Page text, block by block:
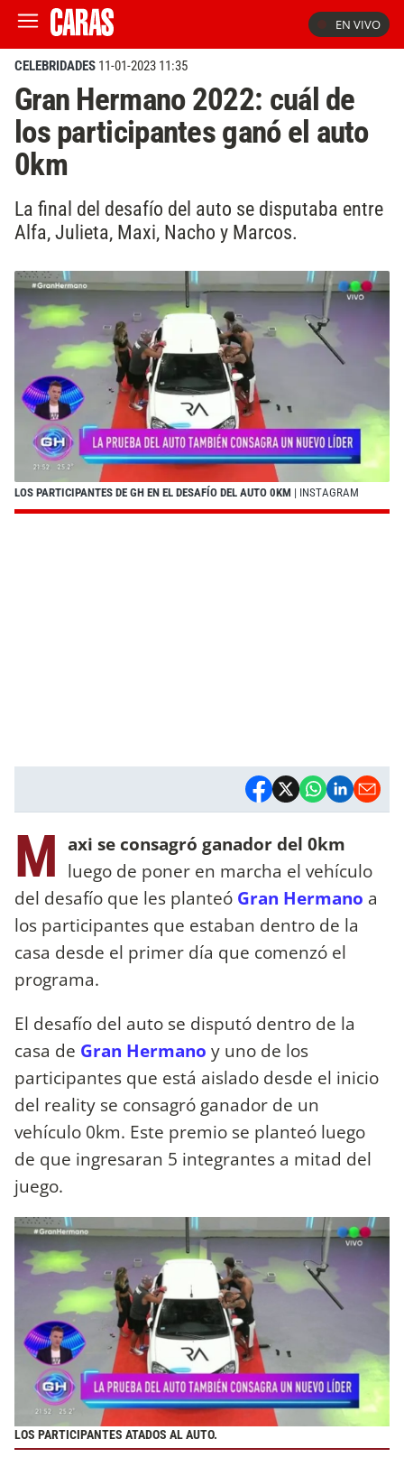
EN VIVO
CELEBRIDADES 11-01-2023 11:35
Gran Hermano 2022: cuál de
los participantes ganó el auto
0km
La final del desafío del auto se disputaba entre
Alfa, Julieta, Maxi, Nacho y Marcos.
LOS PARTICIPANTES DE GH EN EL DESAFÍO DEL AUTO 0KM | INSTAGRAM
M axi se consagró ganador del 0km
luego de poner en marcha el vehículo
del desafío que les planteó Gran Hermano a
los participantes que estaban dentro de la
casa desde el primer día que comenzó el
programa.
El desafío del auto se disputó dentro de la
casa de Gran Hermano y uno de los
participantes que está aislado desde el inicio
del reality se consagró ganador de un
vehículo 0km. Este premio se planteó luego
de que ingresaran 5 integrantes a mitad del
juego.
LOS PARTICIPANTES ATADOS AL AUTO.